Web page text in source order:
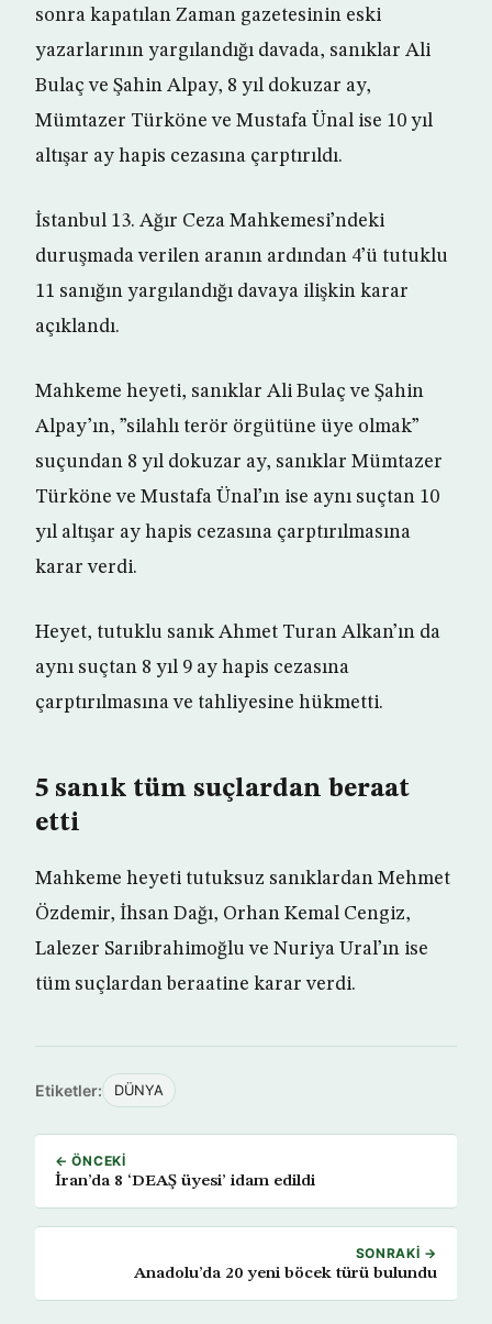
sonra kapatılan Zaman gazetesinin eski
yazarlarının yargılandığı davada, sanıklar Ali
Bulaç ve Şahin Alpay, 8 yıl dokuzar ay,
Mümtazer Türköne ve Mustafa Ünal ise 10 yıl
altışar ay hapis cezasına çarptırıldı.
İstanbul 13. Ağır Ceza Mahkemesi’ndeki
duruşmada verilen aranın ardından 4’ü tutuklu
11 sanığın yargılandığı davaya ilişkin karar
açıklandı.
Mahkeme heyeti, sanıklar Ali Bulaç ve Şahin
Alpay’ın, ”silahlı terör örgütüne üye olmak”
suçundan 8 yıl dokuzar ay, sanıklar Mümtazer
Türköne ve Mustafa Ünal’ın ise aynı suçtan 10
yıl altışar ay hapis cezasına çarptırılmasına
karar verdi.
Heyet, tutuklu sanık Ahmet Turan Alkan’ın da
aynı suçtan 8 yıl 9 ay hapis cezasına
çarptırılmasına ve tahliyesine hükmetti.
5 sanık tüm suçlardan beraat
etti
Mahkeme heyeti tutuksuz sanıklardan Mehmet
Özdemir, İhsan Dağı, Orhan Kemal Cengiz,
Lalezer Sarıibrahimoğlu ve Nuriya Ural’ın ise
tüm suçlardan beraatine karar verdi.
Etiketler: DÜNYA
← ÖNCEKI
İran’da 8 ‘DEAŞ üyesi’ idam edildi
SONRAKI →
Anadolu’da 20 yeni böcek türü bulundu